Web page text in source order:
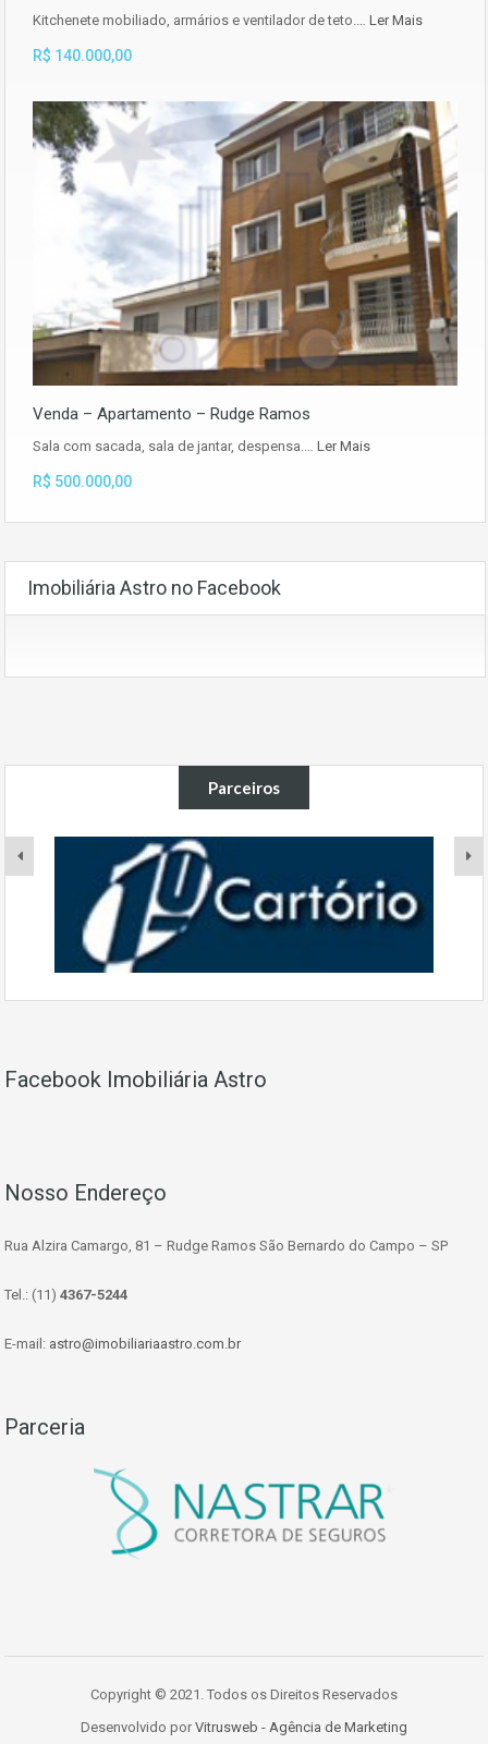
Kitchenete mobiliado, armários e ventilador de teto.… Ler Mais
R$ 140.000,00
Venda – Apartamento – Rudge Ramos
Sala com sacada, sala de jantar, despensa.… Ler Mais
R$ 500.000,00
Imobiliária Astro no Facebook
Parceiros
Facebook Imobiliária Astro
Nosso Endereço
Rua Alzira Camargo, 81 – Rudge Ramos São Bernardo do Campo – SP
Tel.: (11) 4367-5244
E-mail: astro@imobiliariaastro.com.br
Parceria
Copyright © 2021. Todos os Direitos Reservados
Desenvolvido por Vitrusweb - Agência de Marketing